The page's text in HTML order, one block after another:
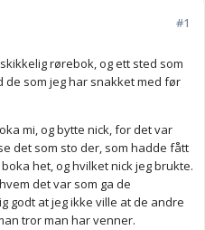
#1
rørebok, og ett sted som
som jeg har snakket med før
mi, og bytte nick, for det var
det som sto der, som hadde fått
het, og hvilket nick jeg brukte.
det var som ga de
godt at jeg ikke ville at de andre
tror man har venner.